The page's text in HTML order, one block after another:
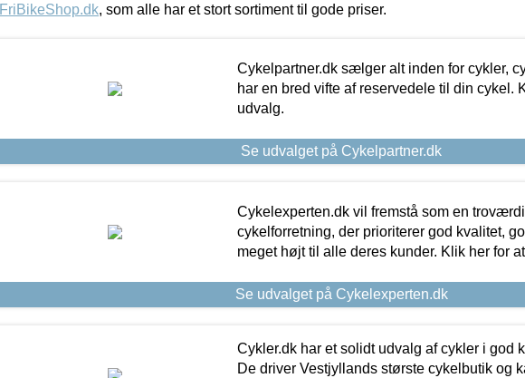
FriBikeShop.dk, som alle har et stort sortiment til gode priser.
Cykelpartner.dk sælger alt inden for cykler,
har en bred vifte af reservedele til din cykel.
udvalg.
Se udvalget på Cykelpartner.dk
Cykelexperten.dk vil fremstå som en
cykelforretning, der prioriterer god kvalitet,
meget højt til alle deres kunder. Klik her for
Se udvalget på Cykelexperten.dk
Cykler.dk har et solidt udvalg af cykler i god
De driver Vestjyllands største cykelbutik og